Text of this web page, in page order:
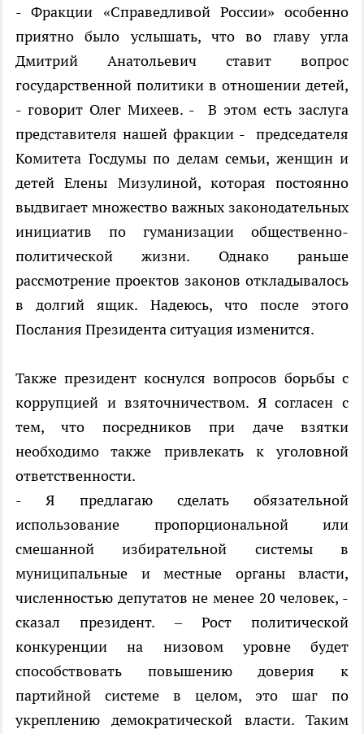
- Фракции «Справедливой России» особенно
приятно было услышать, что во главу угла
Дмитрий Анатольевич ставит вопрос
государственной политики в отношении детей,
- говорит Олег Михеев. -
В этом есть заслуга
представителя нашей фракции -
председателя
Комитета Госдумы по делам семьи, женщин и
детей Елены Мизулиной, которая постоянно
выдвигает множество важных законодательных
инициатив по гуманизации общественно-
политической жизни. Однако раньше
рассмотрение проектов законов откладывалось
в долгий ящик. Надеюсь, что после этого
Послания Президента ситуация изменится.
Также президент коснулся вопросов борьбы с
коррупцией и взяточничеством. Я согласен с
тем, что посредников при даче взятки
необходимо также привлекать к уголовной
ответственности.
-Я предлагаю сделать обязательной
использование пропорциональной или
смешанной избирательной системы в
муниципальные и местные органы власти,
численностью депутатов не менее 20 человек, -
сказал президент. –Рост политической
конкуренции на низовом уровне будет
способствовать повышению доверия к
партийной системе в целом, это шаг по
укреплению демократической власти. Таким